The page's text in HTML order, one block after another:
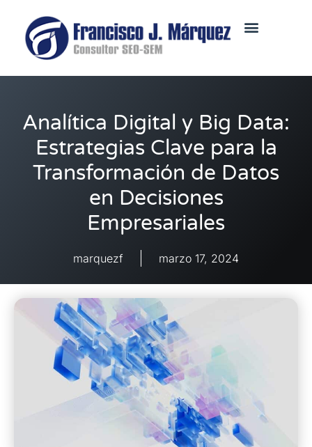
Analítica Digital y Big Data:
Estrategias Clave para la
Transformación de Datos
en Decisiones
Empresariales
marquezf marzo 17, 2024